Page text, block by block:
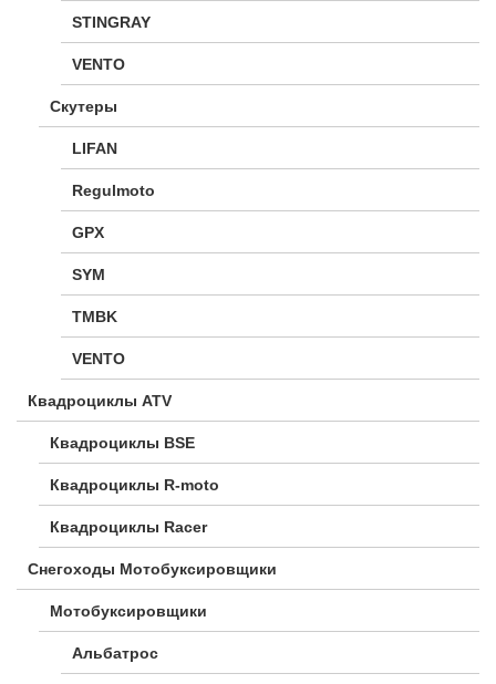
STINGRAY
VENTO
Скутеры
LIFAN
Regulmoto
GPX
SYM
TMBK
VENTO
Квадроциклы ATV
Квадроциклы BSE
Квадроциклы R-moto
Квадроциклы Racer
Снегоходы Мотобуксировщики
Мотобуксировщики
Альбатрос